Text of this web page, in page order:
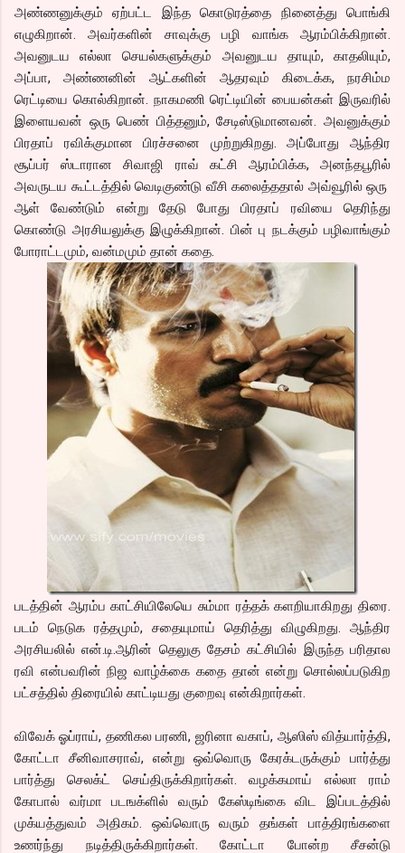
அண்ணனுக்கும் ஏற்பட்ட இந்த கொடுரத்தை நினைத்து பொங்கி
எழுகிறான். அவர்களின் சாவுக்கு பழி வாங்க ஆரம்பிக்கிறான்.
அவனுடய எல்லா செயல்களுக்கும் அவனுடய தாயும், காதலியும்,
அப்பா, அண்ணனின் ஆட்களின் ஆதரவும் கிடைக்க, நரசிம்ம
ரெட்டியை கொல்கிறான். நாகமணி ரெட்டியின் பையன்கள் இருவரில்
இளையவன் ஒரு பெண் பித்தனும், சேடிஸ்டுமானவன். அவனுக்கும்
பிரதாப் ரவிக்குமான பிரச்சனை முற்றுகிறது. அப்போது ஆந்திர
சூப்பர் ஸ்டாரான சிவாஜி ராவ் கட்சி ஆரம்பிக்க, அனந்தபூரில்
அவருடய கூட்டத்தில் வெடிகுண்டு வீசி கலைத்ததால் அவ்வூரில் ஒரு
ஆள் வேண்டும் என்று தேடு போது பிரதாப் ரவியை தெரிந்து
கொண்டு அரசியலுக்கு இழுக்கிறான். பின் பு நடக்கும் பழிவாங்கும்
போராட்டமும், வன்மமும் தான் கதை.
படத்தின் ஆரம்ப காட்சியிலேயெ சும்மா ரத்தக் களறியாகிறது திரை.
படம் நெடுக ரத்தமும், சதையுமாய் தெரித்து விழுகிறது. ஆந்திர
அரசியலில் என்.டி.ஆரின் தெலுகு தேசம் கட்சியில் இருந்த பரிதால
ரவி என்பவரின் நிஜ வாழ்க்கை கதை தான் என்று சொல்லப்படுகிற
பட்சத்தில் திரையில் காட்டியது குறைவு என்கிறார்கள்.
விவேக் ஓப்ராய், தணிகல பரணி, ஜரினா வகாப், ஆஸிஸ் வித்யார்த்தி,
கோட்டா சீனிவாசராவ், என்று ஒவ்வொரு கேரக்டருக்கும் பார்த்து
பார்த்து செலக்ட் செய்திருக்கிறார்கள். வழக்கமாய் எல்லா ராம்
கோபால் வர்மா படஙக்ளில் வரும் கேஸ்டிங்கை விட இப்படத்தில்
முக்யத்துவம் அதிகம். ஒவ்வொரு வரும் தங்கள் பாத்திரங்களை
உணர்ந்து நடித்திருக்கிறார்கள். கோட்டா போன்ற சீசன்டு